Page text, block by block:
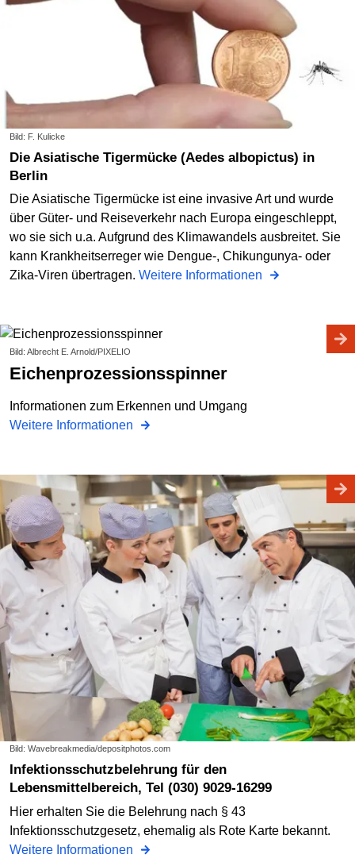
Bild: F. Kulicke
Die Asiatische Tigermücke (Aedes albopictus) in
Berlin
Die Asiatische Tigermücke ist eine invasive Art und wurde
über Güter- und Reiseverkehr nach Europa eingeschleppt,
wo sie sich u.a. Aufgrund des Klimawandels ausbreitet. Sie
kann Krankheitserreger wie Dengue-, Chikungunya- oder
Zika-Viren übertragen. Weitere Informationen
Bild: Albrecht E. Arnold/PIXELIO
Eichenprozessionsspinner
Informationen zum Erkennen und Umgang
Weitere Informationen
Bild: Wavebreakmedia/depositphotos.com
Lebensmittelbereich, Tel (030) 9029-16299
Hier erhalten Sie die Belehrung nach § 43
Infektionsschutzgesetz, ehemalig als Rote Karte bekannt.
Weitere Informationen